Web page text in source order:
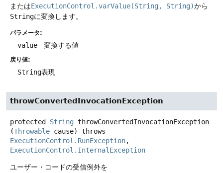
またはExecutionControl.varValue(String, String)から
Stringに変換します。
パラメータ:
value - 変換する値
戻り値:
String表現
throwConvertedInvocationException
protected String throwConvertedInvocationException
(Throwable cause)
throws
ExecutionControl.RunException
ExecutionControl.InternalException
ユーザー・コードの受信例外を